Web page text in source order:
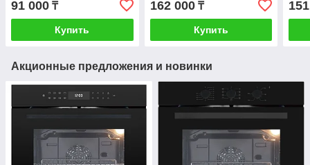
91 000 ₸
Купить
162 000₸
Купить
Акционные предложения и новинки